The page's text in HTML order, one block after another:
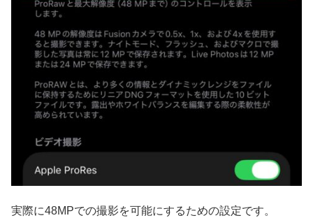
実際に48MPでの撮影を可能にするための設定です。